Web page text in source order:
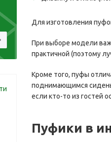
Для изготовления
При выборе модели
практичной (поэтому
Кроме того, пуфы
поднимающимся
если кто-то из гостей
Пуфики в